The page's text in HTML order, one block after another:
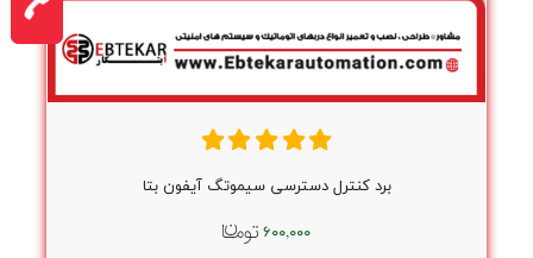
برد کنترل دسترسی سیموتگ آیفون بتا
۶۰۰,۰۰۰